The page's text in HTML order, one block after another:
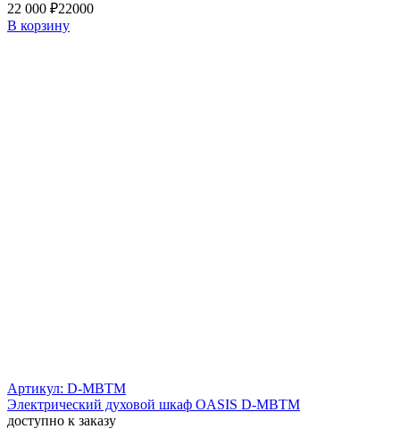
22 000 ₽22000
В корзину
Артикул: D-MBTM
Электрический духовой шкаф OASIS D-MBTM
доступно к заказу